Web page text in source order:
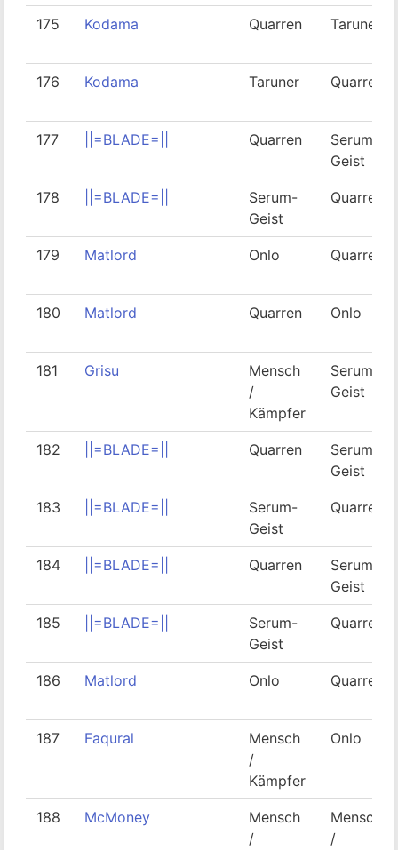
175 Kodama Quarren Taruner
176 Kodama Taruner Quarren
177 ||=BLADE=|| Quarren
Serum-
Geist
178 ||=BLADE=||
Serum-
Geist
Quarren
179 Matlord Onlo Quarren
180 Matlord Quarren Onlo
181 Grisu
Mensch
/
Kämpfer
Serum-
Geist
182 ||=BLADE=|| Quarren
Serum-
Geist
183 ||=BLADE=||
Serum-
Geist
Quarren
184 ||=BLADE=|| Quarren
Serum-
Geist
185 ||=BLADE=||
Serum-
Geist
Quarren
186 Matlord Onlo Quarren
187 Faqural
Mensch
/
Kämpfer
Onlo
188 McMoney
Mensch
/
Mensch
/